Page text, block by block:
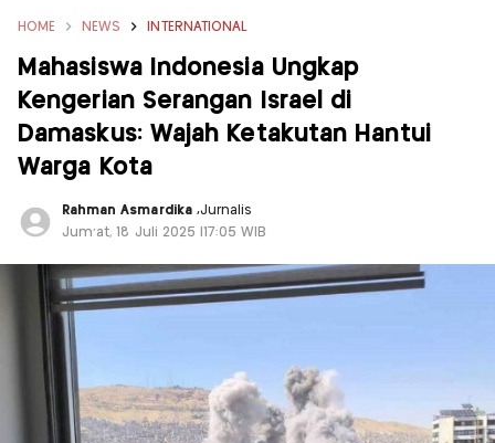
HOME NEWS INTERNATIONAL
Mahasiswa Indonesia Ungkap
Kengerian Serangan Israel di
Damaskus: Wajah Ketakutan Hantui
Warga Kota
Rahman Asmardika ,Jurnalis
Jum'at, 18 Juli 2025 |17:05 WIB